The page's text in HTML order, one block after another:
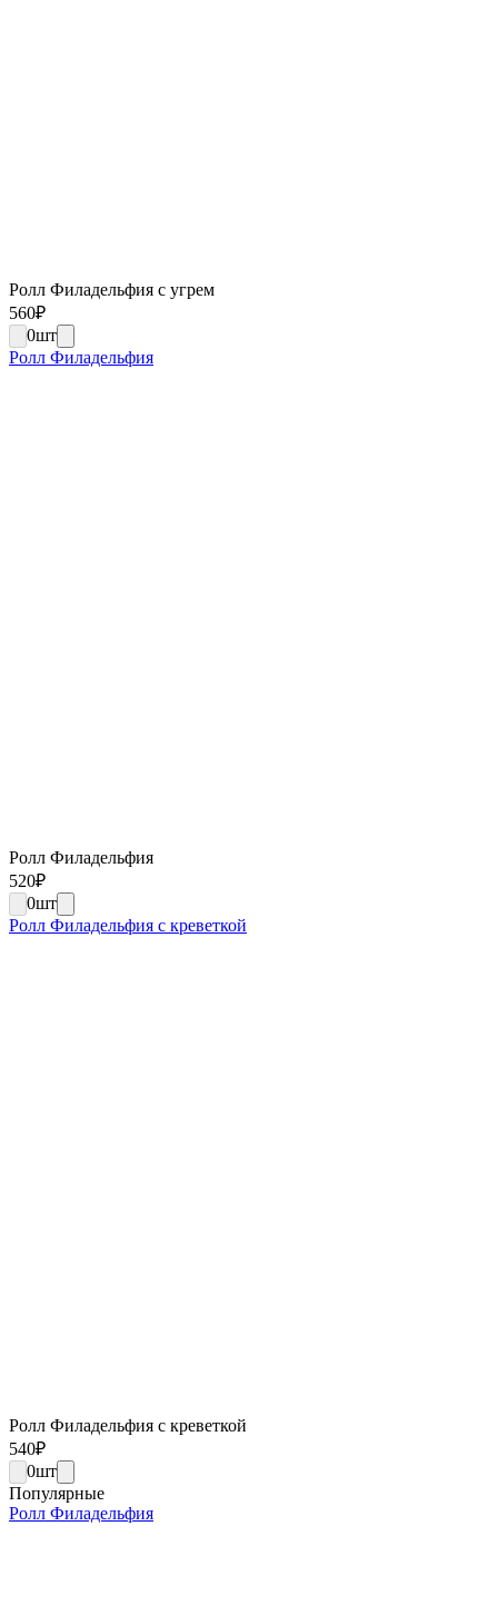
Ролл Филадельфия с угрем
560₽
0шт
Ролл Филадельфия
Ролл Филадельфия
520₽
0шт
Ролл Филадельфия с креветкой
Ролл Филадельфия с креветкой
540₽
0шт
Популярные
Ролл Филадельфия